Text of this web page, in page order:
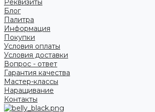
Реквизиты
Блог
Палитра
Информация
Покупки
Условия оплаты
Условия доставки
Вопрос - ответ
Гарантия качества
Мастер-классы
Наращивание
Контакты